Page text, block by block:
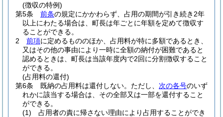
(徴収の特例)
第5条
前条の規定にかかわらず、占用の期間が引き続き2年
以上にわたる場合は、町長は年ごとに年額を定めて徴収す
ることができる。
2
前項に定めるもののほか、占用料が特に多額であるとき、
又はその他の事由により一時に全額の納付が困難であると
認めるときは、町長は当該年度内で2回に分割徴収すること
ができる。
(占用料の還付)
第6条
既納の占用料は還付しない。 ただし、 次の各号のいず
れかに該当する場合は、その全部又は一部を還付すること
ができる。
(1)
占用者の責に帰さない理由により占用することができ